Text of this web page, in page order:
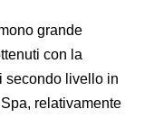
grande
con la
secondo livello in
relativamente